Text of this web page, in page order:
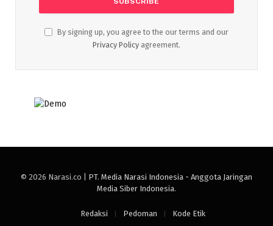
By signing up, you agree to the our terms and our
Privacy Policy agreement.
© 2026 Narasi.co | PT. Media Narasi Indonesia - Anggota Jaringan
Media Siber Indonesia.
Redaksi Pedoman Kode Etik